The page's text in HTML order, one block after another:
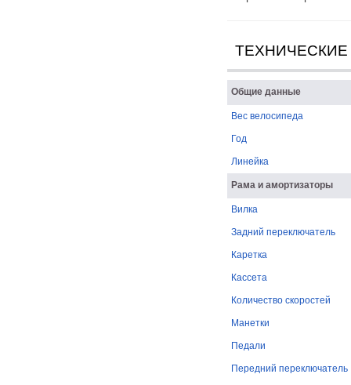
ТЕХНИЧЕСКИЕ
Общие данные
Вес велосипеда
Год
Линейка
Рама и амортизаторы
Вилка
Задний переключатель
Каретка
Кассета
Количество скоростей
Манетки
Педали
Передний переключатель